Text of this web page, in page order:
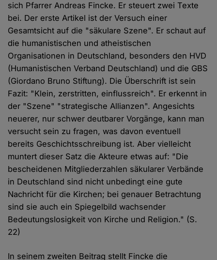
sich Pfarrer Andreas Fincke. Er steuert zwei Texte
bei. Der erste Artikel ist der Versuch einer
Gesamtsicht auf die "säkulare Szene". Er schaut auf
die humanistischen und atheistischen
Organisationen in Deutschland, besonders den HVD
(Humanistischen Verband Deutschland) und die GBS
(Giordano Bruno Stiftung). Die Überschrift ist sein
Fazit: "Klein, zerstritten, einflussreich". Er erkennt in
der "Szene" "strategische Allianzen". Angesichts
neuerer, nur schwer deutbarer Vorgänge, kann man
versucht sein zu fragen, was davon eventuell
bereits Geschichtsschreibung ist. Aber vielleicht
muntert dieser Satz die Akteure etwas auf: "Die
bescheidenen Mitgliederzahlen säkularer Verbände
in Deutschland sind nicht unbedingt eine gute
Nachricht für die Kirchen; bei genauer Betrachtung
sind sie auch ein Spiegelbild wachsender
Bedeutungslosigkeit von Kirche und Religion." (S.
22)
In seinem zweiten Beitrag stellt Fincke die